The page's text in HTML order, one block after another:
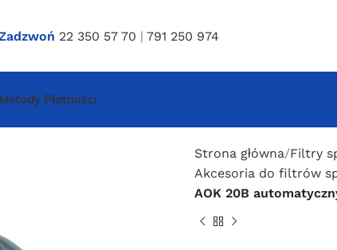
22 350 57 70 |791 250 974
Metody Płatności
Strona główna Filtry
Akcesoria do filtrów
AOK 20B